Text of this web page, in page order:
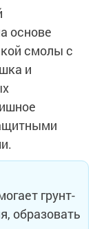
основе
смолы с
и
грунт-
образовать